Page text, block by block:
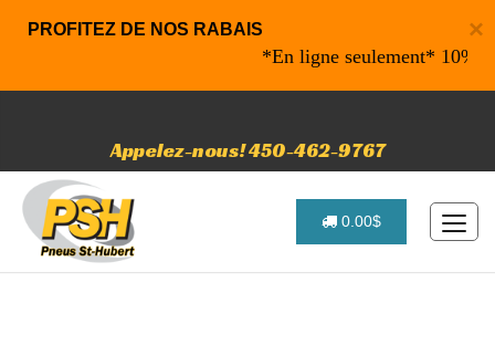
×
PROFITEZ DE NOS RABAIS
*En ligne seulement* 10% de
Appelez-nous! 450-462-9767
0.00$